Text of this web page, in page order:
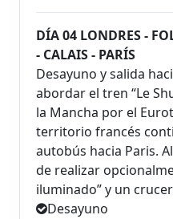
DÍA 04 LONDRES -
- CALAIS - PARÍS
Desayuno y salida
abordar el tren “Le
la Mancha por el
territorio francés
autobús hacia Paris.
de realizar
iluminado” y un
Desayuno